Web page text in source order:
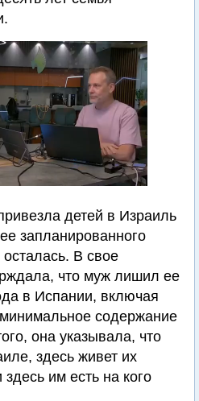
детей в Израиль
запланированного
осталась. В свое
что муж лишил ее
в Испании, включая
содержание
она указывала, что
здесь живет их
им есть на кого